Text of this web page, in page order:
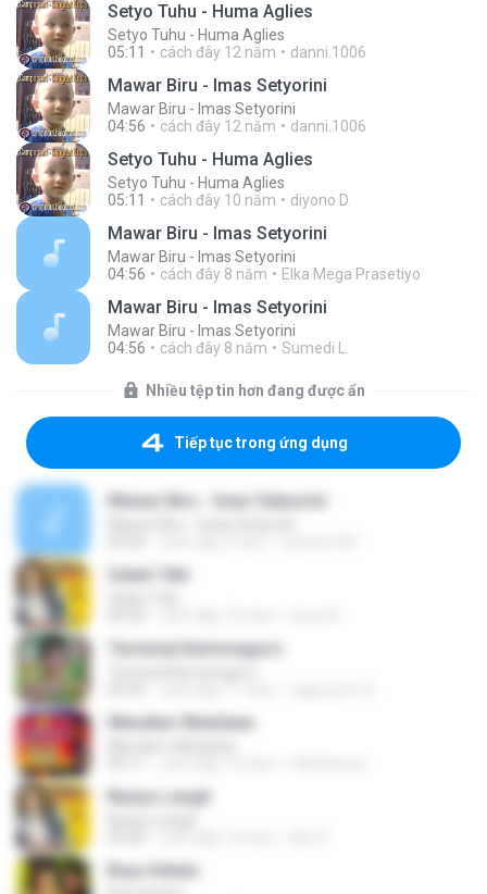
Setyo Tuhu - Huma Aglies
Setyo Tuhu - Huma Aglies
05:11
cách đây 12 năm danni.1006
Mawar Biru - Imas Setyorini
Mawar Biru - Imas Setyorini
04:56
cách đây 12 năm danni.1006
Setyo Tuhu - Huma Aglies
Setyo Tuhu - Huma Aglies
05:11
cách đây 10 năm diyono D.
Mawar Biru - Imas Setyorini
Mawar Biru - Imas Setyorini
04:56
cách đây 8 năm Elka Mega Prasetiyo
Mawar Biru - Imas Setyorini
Mawar Biru - Imas Setyorini
04:56
cách đây 8 năm Sumedi L.
Nhiều tệp tin hơn đang được ẩn
Tiếp tục trong ứng dụng
Mawar Biru - Imas Setyorini
Suket Teki
Terminal Kertonegoro
Mendem Wedokan
Banyu Langit
Bojo Ketelu